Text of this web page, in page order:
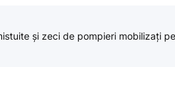
și zeci de pompieri mobilizați